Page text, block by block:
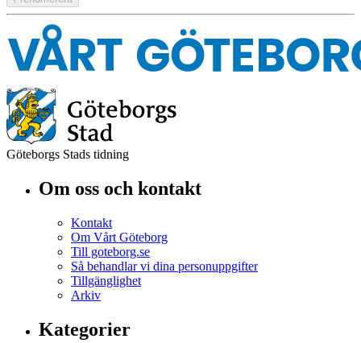
Göteborgs Stads tidning
Om oss och kontakt
Kontakt
Om Vårt Göteborg
Till goteborg.se
Så behandlar vi dina personuppgifter
Tillgänglighet
Arkiv
Kategorier